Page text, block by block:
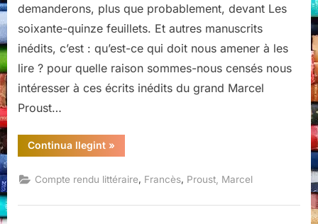
demanderons, plus que probablement, devant Les
soixante-quinze feuillets. Et autres manuscrits
inédits, c’est : qu’est-ce qui doit nous amener à les
lire ? pour quelle raison sommes-nous censés nous
intéresser à ces écrits inédits du grand Marcel
Proust…
Continua llegint“Les
soixante-
feuillets,
Marcel
Gallimard,
»
Compte rendu littéraire Francès Proust, Marcel